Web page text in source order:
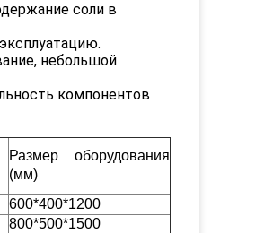
соли в
небольшой
компонентов
Размер оборудования
(мм)
600*400*1200
800*500*1500